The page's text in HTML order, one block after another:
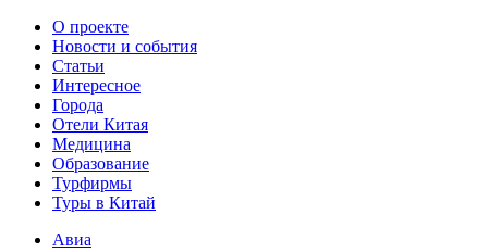
О проекте
Новости и события
Статьи
Интересное
Города
Отели Китая
Медицина
Образование
Турфирмы
Туры в Китай
Авиа